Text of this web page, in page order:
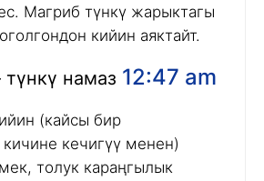
Магриб түнкү жарыктагы
кийин аяктайт.
намаз 12:47 am
(кайсы бир
кечигүү менен)
толук караңгылык